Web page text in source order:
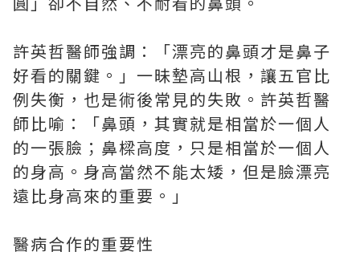
許英哲醫師強調：「漂亮的鼻頭才是鼻子
好看的關鍵。」一昧墊高山根，讓五官比
例失衡，也是術後常見的失敗。許英哲醫
師比喻：「鼻頭，其實就是相當於一個人
的一張臉；鼻樑高度，只是相當於一個人
的身高。身高當然不能太矮，但是臉漂亮
遠比身高來的重要。」
醫病合作的重要性